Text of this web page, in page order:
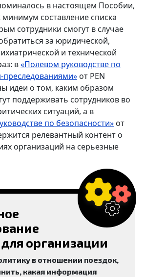
в настоящем Пособии,
минимум составление списка
сотрудники смогут в случае
за юридической,
и технической
в«Полевом руководстве по
преследованиями» от PEN
идеи о том, каким образом
поддерживать сотрудников во
ситуаций, а в
по безопасности» от
релевантный контент о
организаций на серьезные
организации
в отношении поездок,
какая информация